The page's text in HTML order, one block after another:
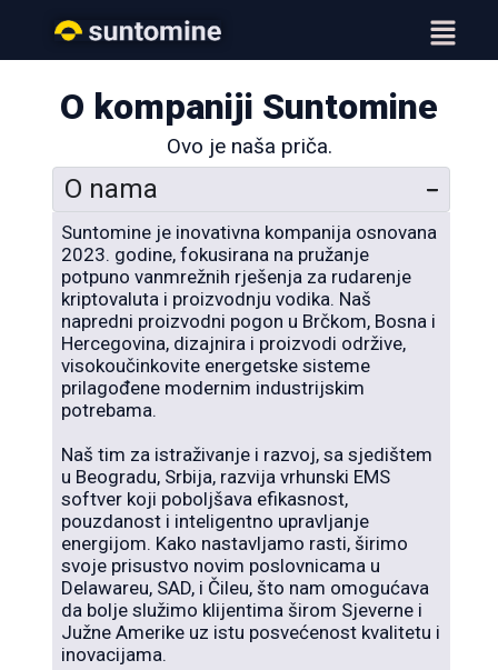
Menu
O kompaniji Suntomine
Ovo je naša priča.
O nama
Suntomine je inovativna kompanija osnovana
2023. godine, fokusirana na pružanje
potpuno vanmrežnih rješenja za rudarenje
kriptovaluta i proizvodnju vodika. Naš
napredni proizvodni pogon u Brčkom, Bosna i
Hercegovina, dizajnira i proizvodi održive,
visokoučinkovite energetske sisteme
prilagođene modernim industrijskim
potrebama.
Naš tim za istraživanje i razvoj, sa sjedištem
u Beogradu, Srbija, razvija vrhunski EMS
softver koji poboljšava efikasnost,
pouzdanost i inteligentno upravljanje
energijom. Kako nastavljamo rasti, širimo
svoje prisustvo novim poslovnicama u
Delawareu, SAD, i Čileu, što nam omogućava
da bolje služimo klijentima širom Sjeverne i
Južne Amerike uz istu posvećenost kvalitetu i
inovacijama.